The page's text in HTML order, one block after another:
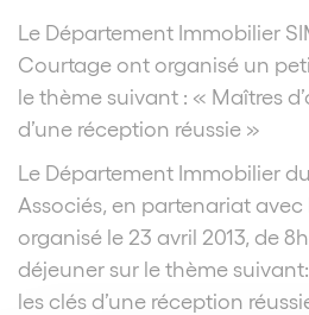
Le Département Immobilier
Courtage ont organisé un
le thème suivant : « Maîtres
d’une réception réussie »
Le Département Immobilier
Associés, en partenariat
organisé le 23 avril 2013, de
déjeuner sur le thème
les clés d’une réception